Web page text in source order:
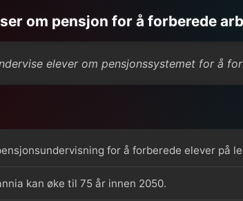
om pensjon for å forberede
elever om pensjonssystemet for å
for å forberede elever på
kan øke til 75 år innen 2050.